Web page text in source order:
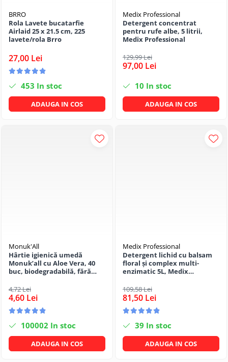
BRRO
Rola Lavete bucatarfie
Airlaid 25 x 21.5 cm, 225
lavete/rola Brro
27,00 Lei
453 In stoc
ADAUGA IN COS
Medix Professional
Detergent concentrat
pentru rufe albe, 5 litrii,
Medix Professional
129,99 Lei
97,00 Lei
10 In stoc
ADAUGA IN COS
Monuk'All
Hârtie igienică umedă
Monuk’all cu Aloe Vera, 40
buc, biodegradabilă, fără
4,72 Lei
4,60 Lei
100002 In stoc
ADAUGA IN COS
Medix Professional
Detergent lichid cu balsam
floral și complex multi-
enzimatic 5L, Medix
109,58 Lei
81,50 Lei
39 In stoc
ADAUGA IN COS